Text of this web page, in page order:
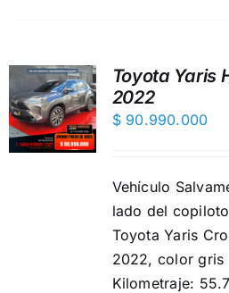
Toyota Yaris
2022
$90.990.000
Vehículo
lado del copiloto
Toyota Yaris
2022, color gris
Kilometraje: